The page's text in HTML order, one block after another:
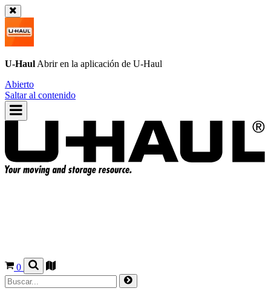
U-Haul Abrir en la aplicación de U-Haul
Abierto
Saltar al contenido
0